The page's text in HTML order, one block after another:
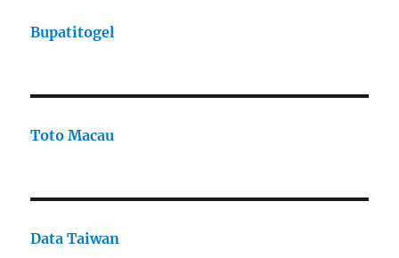
Bupatitogel
Toto Macau
Data Taiwan